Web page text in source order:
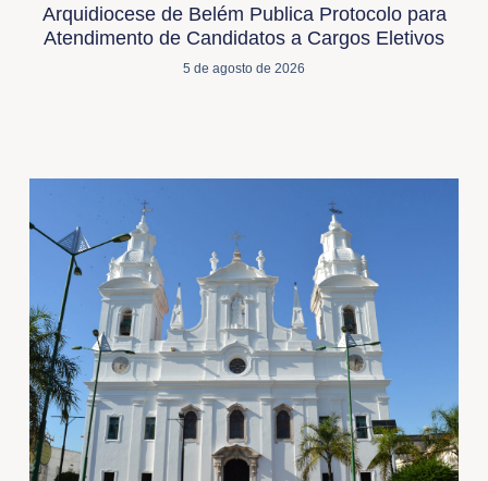
Arquidiocese de Belém Publica Protocolo para
Atendimento de Candidatos a Cargos Eletivos
5 de agosto de 2026